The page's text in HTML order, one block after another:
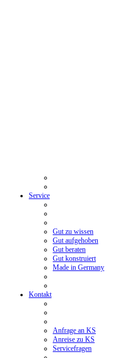
Service
Gut zu wissen
Gut aufgehoben
Gut beraten
Gut konstruiert
Made in Germany
Kontakt
Anfrage an KS
Anreise zu KS
Servicefragen